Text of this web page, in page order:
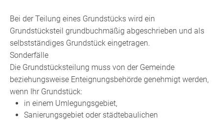
Bei der Teilung eines Grundstücks wird ein
Grundstücksteil grundbuchmäßig abgeschrieben und als
selbstständiges Grundstück eingetragen.
Sonderfälle
Die Grundstücksteilung muss von der Gemeinde
beziehungsweise Enteignungsbehörde genehmigt werden,
wenn Ihr Grundstück:
in einem Umlegungsgebiet,
Sanierungsgebiet oder städtebaulichen